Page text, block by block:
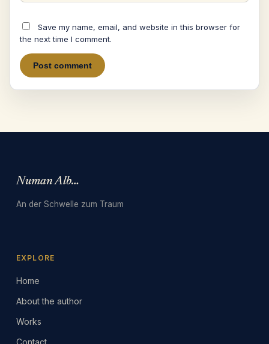
Save my name, email, and website in this browser for
the next time I comment.
Numan Albarbari
An der Schwelle zum Traum
EXPLORE
Home
About the author
Works